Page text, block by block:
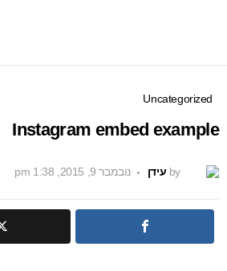
Uncategorized
Instagram embed example
by עידן נובמבר 9, 2015, 1:38 pm